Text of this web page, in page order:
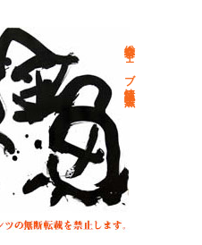
総合文学ウェブ情報誌 文学金魚